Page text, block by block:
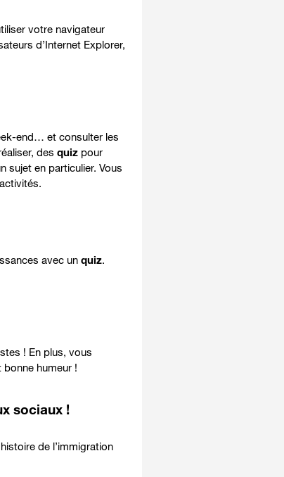
votre navigateur
d’Internet Explorer,
end… et consulter les
des quiz pour
sujet en particulier. Vous
avec un quiz.
! En plus, vous
bonne humeur!
sociaux !
de l’immigration